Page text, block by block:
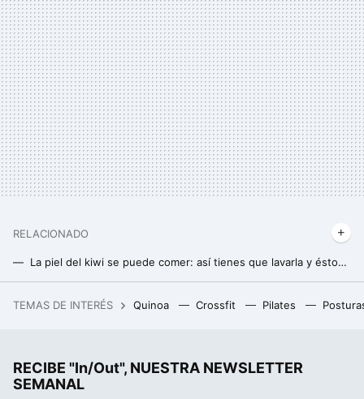
RELACIONADO
La piel del kiwi se puede comer: así tienes que lavarla y éstos son sus beneficios
14 hijos con cuatro mujeres distintas y subiendo: guía para entender cuándo y con quién ha sido padre Elon Musk
TEMAS DE INTERÉS Quinoa Crossfit Pilates
RECIBE "In/Out", NUESTRA NEWSLETTER
SEMANAL